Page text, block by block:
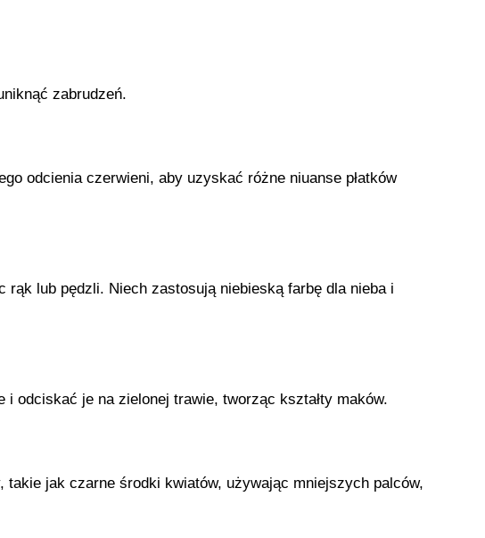
zabrudzeń.
odcienia czerwieni, aby uzyskać różne niuanse płatków
lub pędzli. Niech zastosują niebieską farbę dla nieba i
odciskać je na zielonej trawie, tworząc kształty maków.
jak czarne środki kwiatów, używając mniejszych palców,